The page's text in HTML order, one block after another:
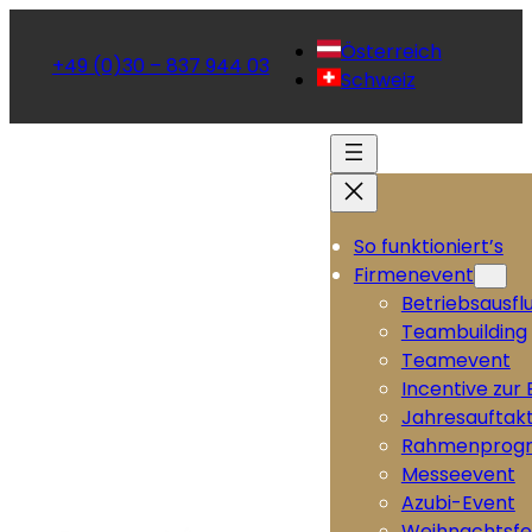
+49 (0)30 – 837 944 03
Österreich
Schweiz
So funktioniert’s
Firmenevent
Teambuilding
Teamevent
Incentive zur
Messeevent
Azubi-Event